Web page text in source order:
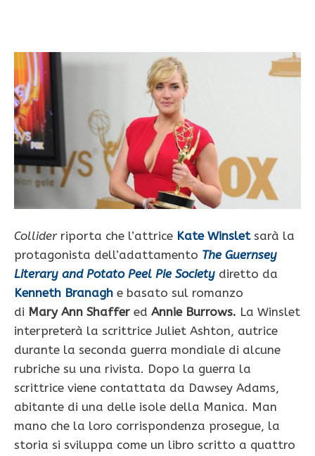
Colliderriporta che l’attrice Kate Winsletsarà la
protagonista dell’adattamento The Guernsey
Literary and Potato Peel Pie Society diretto da
Kenneth Branagh e basato sul romanzo
di Mary Ann Shaffer ed Annie Burrows. La Winslet
interpreterà la scrittrice Juliet Ashton, autrice
durante la seconda guerra mondiale di alcune
rubriche su una rivista. Dopo la guerra la
scrittrice viene contattata da Dawsey Adams,
abitante di una delle isole della Manica. Man
mano che la loro corrispondenza prosegue, la
storia si sviluppa come un libro scritto a quattro